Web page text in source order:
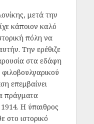
μετά την
κάποιον καλό
πόλη να
Την ερέθιζε
στα εδάφη
επεμβαίνει
πράγματα
Η ύπαιθρος
στο ιστορικό